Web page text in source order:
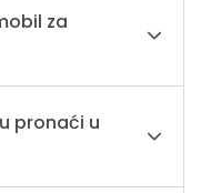
za
pronaći u